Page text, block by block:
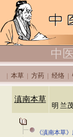
中
本草 方药 经络
滇南本草
明 兰
《滇南本草